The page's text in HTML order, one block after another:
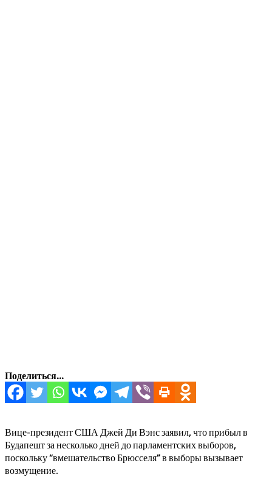
Поделиться...
Вице-президент США Джей Ди Вэнс заявил, что прибыл в
Будапешт за несколько дней до парламентских выборов,
поскольку “вмешательство Брюсселя” в выборы вызывает
возмущение.